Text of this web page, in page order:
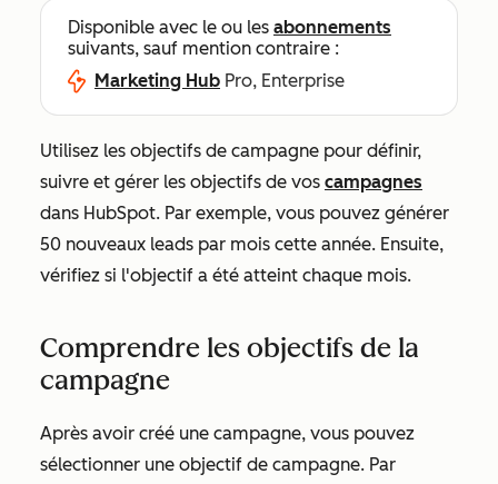
Disponible avec le ou les abonnements
suivants, sauf mention contraire :
Marketing Hub Pro, Enterprise
Utilisez les objectifs de campagne pour définir,
suivre et gérer les objectifs de vos campagnes
dans HubSpot. Par exemple, vous pouvez générer
50 nouveaux leads par mois cette année. Ensuite,
vérifiez si l'objectif a été atteint chaque mois.
Comprendre les objectifs de la
campagne
Après avoir créé une campagne, vous pouvez
sélectionner une objectif de campagne. Par